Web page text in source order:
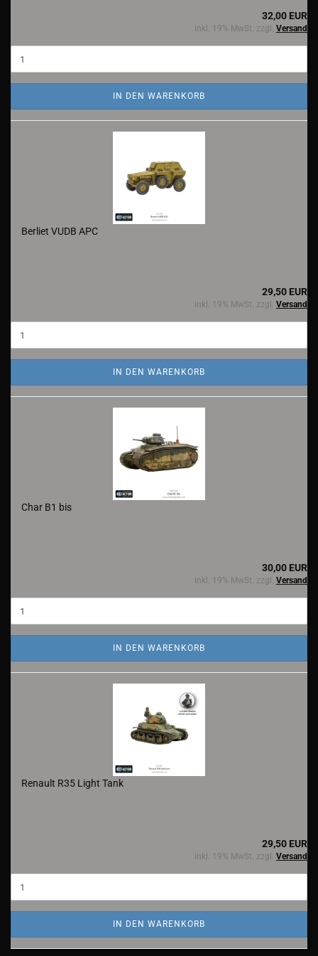
32,00 EUR
inkl. 19% MwSt. zzgl. Versand
IN DEN WARENKORB
Berliet VUDB APC
29,50 EUR
inkl. 19% MwSt. zzgl. Versand
IN DEN WARENKORB
Char B1 bis
30,00 EUR
inkl. 19% MwSt. zzgl. Versand
IN DEN WARENKORB
Renault R35 Light Tank
29,50 EUR
inkl. 19% MwSt. zzgl. Versand
IN DEN WARENKORB